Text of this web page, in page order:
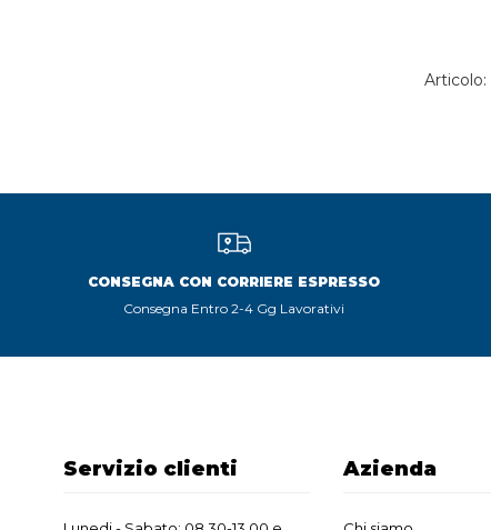
Articolo:
CONSEGNA CON CORRIERE ESPRESSO
Consegna Entro 2-4 Gg Lavorativi
Servizio clienti Azienda